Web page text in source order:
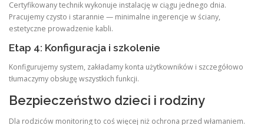
Certyfikowany technik wykonuje instalację w ciągu jednego dnia.
Pracujemy czysto i starannie — minimalne ingerencje w ściany,
estetyczne prowadzenie kabli.
Etap 4: Konfiguracja i szkolenie
Konfigurujemy system, zakładamy konta użytkowników i szczegółowo
tłumaczymy obsługę wszystkich funkcji.
Bezpieczeństwo dzieci i rodziny
Dla rodziców monitoring to coś więcej niż ochrona przed włamaniem.